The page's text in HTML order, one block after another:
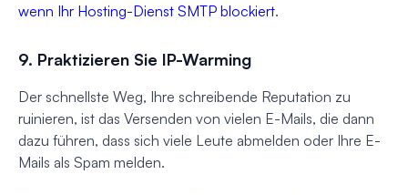
wenn Ihr Hosting-Dienst SMTP blockiert.
9. Praktizieren Sie IP-Warming
Der schnellste Weg, Ihre schreibende Reputation zu
ruinieren, ist das Versenden von vielen E-Mails, die dann
dazu führen, dass sich viele Leute abmelden oder Ihre E-
Mails als Spam melden.